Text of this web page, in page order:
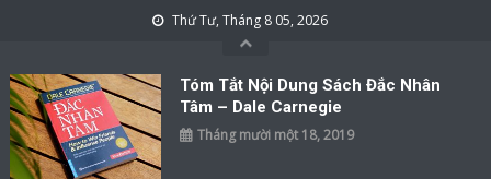
Thứ Tư, Tháng 8 05, 2026
Tóm Tắt Nội Dung Sách Đắc Nhân
Tâm – Dale Carnegie
Tháng mười một 18, 2019